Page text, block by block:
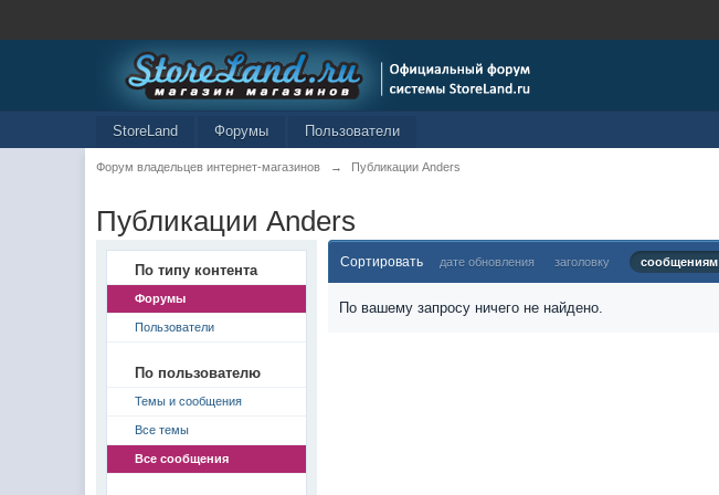
StoreLand Форумы Пользователи
Форум владельцев интернет-магазинов → Публикации Anders
Публикации Anders
По типу контента
Форумы
Пользователи
По пользователю
Темы и сообщения
Все темы
Все сообщения
Сортировать дате обновления заголовку сообщениям
По вашему запросу ничего не найдено.